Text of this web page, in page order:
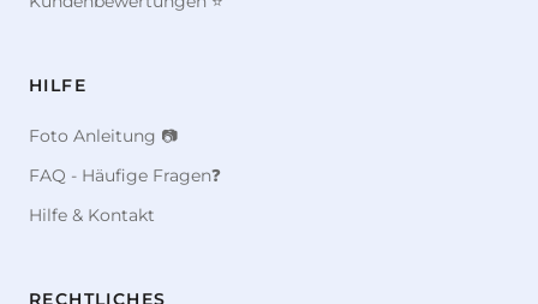
HILFE
Foto Anleitung 📷
FAQ - Häufige Fragen❓
Hilfe & Kontakt
RECHTLICHES